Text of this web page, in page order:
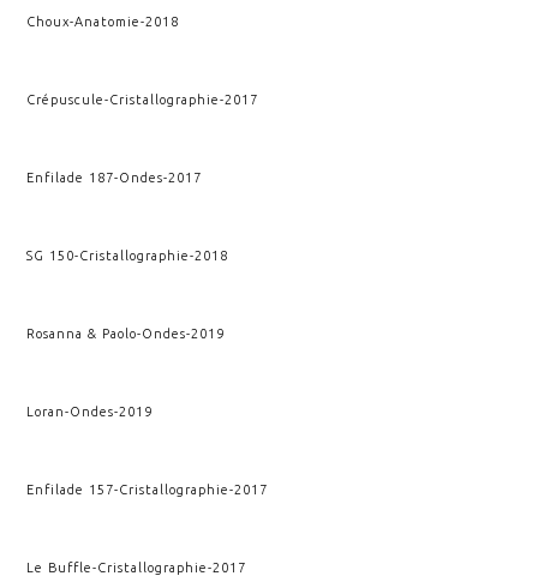
Choux-Anatomie-2018
Crépuscule-Cristallographie-2017
Enfilade 187-Ondes-2017
SG 150-Cristallographie-2018
Rosanna & Paolo-Ondes-2019
Loran-Ondes-2019
Enfilade 157-Cristallographie-2017
Le Buffle-Cristallographie-2017